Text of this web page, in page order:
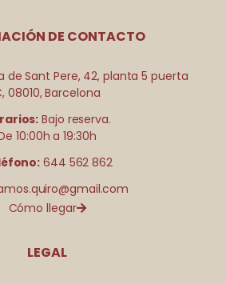
DE CONTACTO
de Sant Pere, 42, planta 5 puerta
08010, Barcelona
Bajo reserva.
10:00h a 19:30h
644 562 862
Cómo llegar
LEGAL